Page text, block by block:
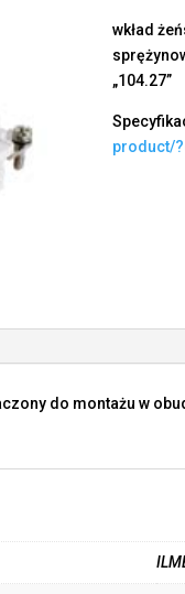
wkład
„104.27”
product/
do montażu w